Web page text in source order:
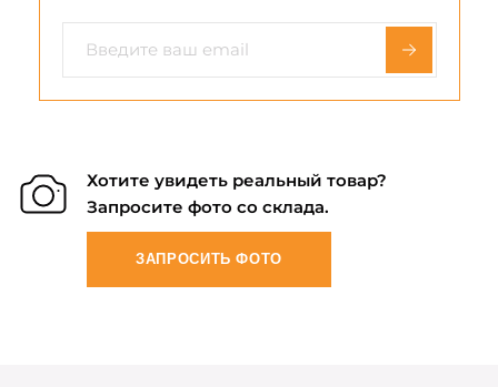
Хотите увидеть реальный товар?
Запросите фото со склада.
ЗАПРОСИТЬ ФОТО